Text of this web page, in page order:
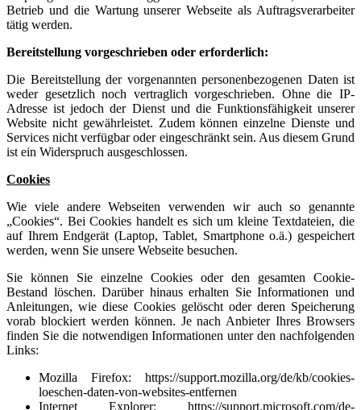
Betrieb und die Wartung unserer Webseite als Auftragsverarbeiter
tätig werden.
Bereitstellung vorgeschrieben oder erforderlich:
Die Bereitstellung der vorgenannten personenbezogenen Daten ist
weder gesetzlich noch vertraglich vorgeschrieben. Ohne die IP-
Adresse ist jedoch der Dienst und die Funktionsfähigkeit unserer
Website nicht gewährleistet. Zudem können einzelne Dienste und
Services nicht verfügbar oder eingeschränkt sein. Aus diesem Grund
ist ein Widerspruch ausgeschlossen.
Cookies
Wie viele andere Webseiten verwenden wir auch so genannte
„Cookies“. Bei Cookies handelt es sich um kleine Textdateien, die
auf Ihrem Endgerät (Laptop, Tablet, Smartphone o.ä.) gespeichert
werden, wenn Sie unsere Webseite besuchen.
Sie können Sie einzelne Cookies oder den gesamten Cookie-
Bestand löschen. Darüber hinaus erhalten Sie Informationen und
Anleitungen, wie diese Cookies gelöscht oder deren Speicherung
vorab blockiert werden können. Je nach Anbieter Ihres Browsers
finden Sie die notwendigen Informationen unter den nachfolgenden
Links:
Mozilla Firefox: https://support.mozilla.org/de/kb/cookies-
loeschen-daten-von-websites-entfernen
Internet Explorer: https://support.microsoft.com/de-